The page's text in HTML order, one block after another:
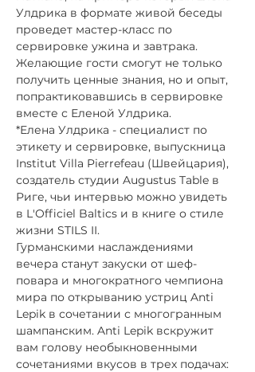
Улдрика в формате живой беседы
проведет мастер-класс по
сервировке ужина и завтрака.
Желающие гости смогут не только
получить ценные знания, но и опыт,
попрактиковавшись в сервировке
вместе с Еленой Улдрика.
*Елена Улдрика - специалист по
этикету и сервировке, выпускница
Institut Villa Pierrefeau (Швейцария),
создатель студии Augustus Table в
Риге, чьи интервью можно увидеть
в L'Officiel Baltics и в книге о стиле
жизни STILS II.
Гурманскими наслаждениями
вечера станут закуски от шеф-
повара и многократного чемпиона
мира по открыванию устриц Anti
Lepik в сочетании с многогранным
шампанским. Anti Lepik вскружит
вам голову необыкновенными
сочетаниями вкусов в трех подачах: